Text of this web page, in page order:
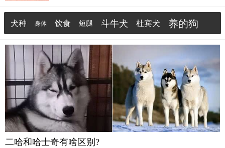
也是有着自己独特的优势所在的，它除了智商高聪
明，活泼好动爱搞怪外，可爱帅气的外表配上标志性
的小短腿，一眼望过去，让人觉得萌化了，很多人养
柯基就是奔着...
犬种 身体 饮食 短腿 斗牛犬 杜宾犬 养的狗
金毛犬 如何 消化不良
二哈和哈士奇有啥区别?